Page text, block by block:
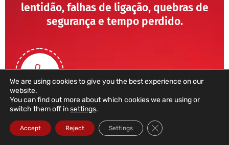
lentidão, falhas de ligação, quebras de
segurança e tempo perdido.
211 459 950
We are using cookies to give you the best experience on our
website.
You can find out more about which cookies we are using or
switch them off insettings.
Accept Reject Settings Close GDPR Cookie